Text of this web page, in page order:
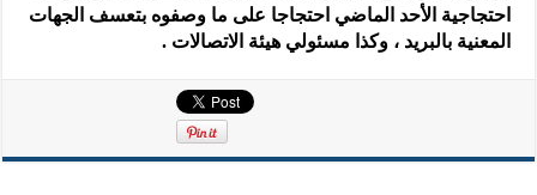
احتجاجية الأحد الماضي احتجاجا على ما وصفوه بتعسف الجهات
المعنية بالبريد ، وكذا مسئولي هيئة الاتصالات .